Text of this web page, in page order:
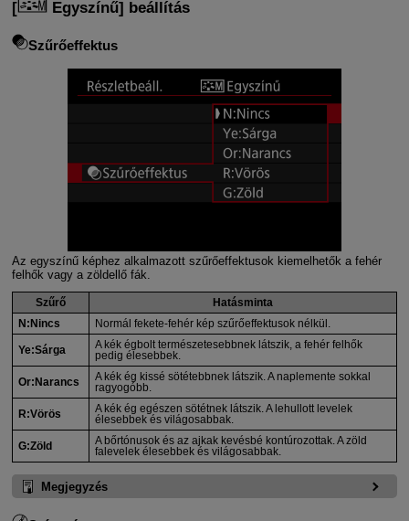
[ Egyszínű] beállítás
Szűrőeffektus
Az egyszínű képhez alkalmazott szűrőeffektusok kiemelhetők a fehér
felhők vagy a zöldellő fák.
Szűrő
Hatásminta
N:Nincs
Normál fekete-fehér kép szűrőeffektusok nélkül.
Ye:Sárga
A kék égbolt természetesebbnek látszik, a fehér felhők
pedig élesebbek.
Or:Narancs
A kék ég kissé sötétebbnek látszik. A naplemente sokkal
ragyogóbb.
R:Vörös
A kék ég egészen sötétnek látszik. A lehullott levelek
élesebbek és világosabbak.
G:Zöld
A bőrtónusok és az ajkak kevésbé kontúrozottak. A zöld
falevelek élesebbek és világosabbak.
Megjegyzés